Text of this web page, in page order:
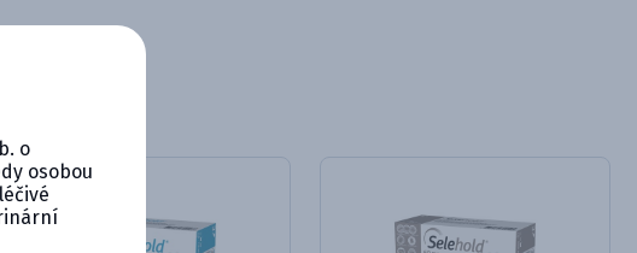
o
osobou